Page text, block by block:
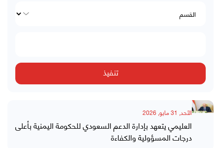
الأحد, 31 مايو, 2026
العليمي يتعهد بإدارة الدعم السعودي للحكومة اليمنية بأعلى
درجات المسؤولية والكفاءة